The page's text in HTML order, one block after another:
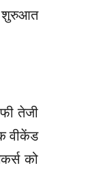
शुरुआत
तेजी
वीकेंड
को